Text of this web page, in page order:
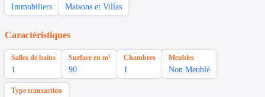
Immobiliers Maisons et Villas
Caractéristiques
Salles de bains
1
Surface en m²
90
Chambres
1
Meubles
Non Meublé
Type transaction